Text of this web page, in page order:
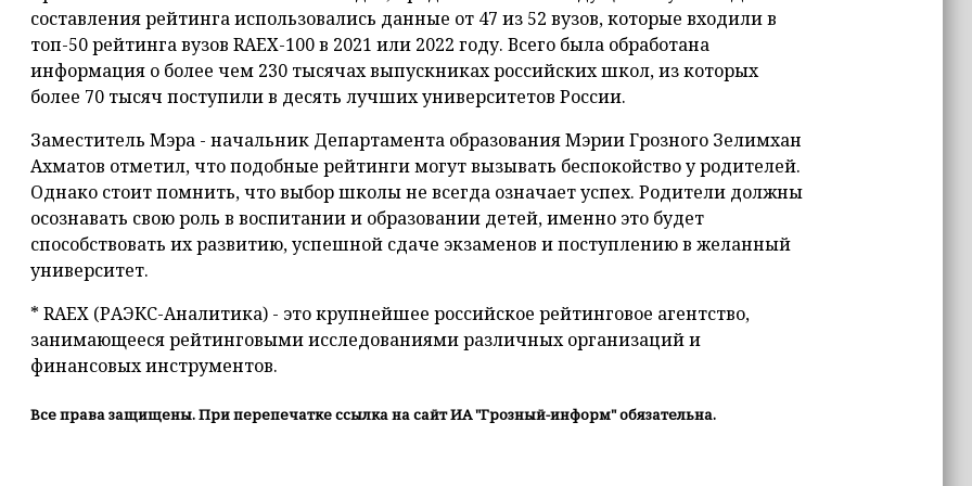
составления рейтинга использовались данные от 47 из 52 вузов, которые входили в
топ-50 рейтинга вузов RAEX-100 в 2021 или 2022 году. Всего была обработана
информация о более чем 230 тысячах выпускниках российских школ, из которых
более 70 тысяч поступили в десять лучших университетов России.
Заместитель Мэра - начальник Департамента образования Мэрии Грозного Зелимхан
Ахматов отметил, что подобные рейтинги могут вызывать беспокойство у родителей.
Однако стоит помнить, что выбор школы не всегда означает успех. Родители должны
осознавать свою роль в воспитании и образовании детей, именно это будет
способствовать их развитию, успешной сдаче экзаменов и поступлению в желанный
университет.
* RAEX (РАЭКС-Аналитика) - это крупнейшее российское рейтинговое агентство,
занимающееся рейтинговыми исследованиями различных организаций и
финансовых инструментов.
Все права защищены. При перепечатке ссылка на сайт ИА "Грозный-информ" обязательна.